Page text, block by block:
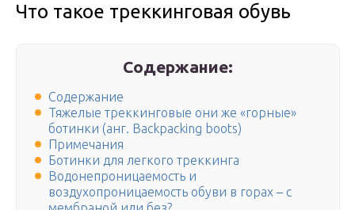
Что такое треккинговая обувь
Содержание:
Содержание
Тяжелые треккинговые они же «горные»
ботинки (анг. Backpacking boots)
Примечания
Ботинки для легкого треккинга
Водонепроницаемость и
воздухопроницаемость обуви в горах – с